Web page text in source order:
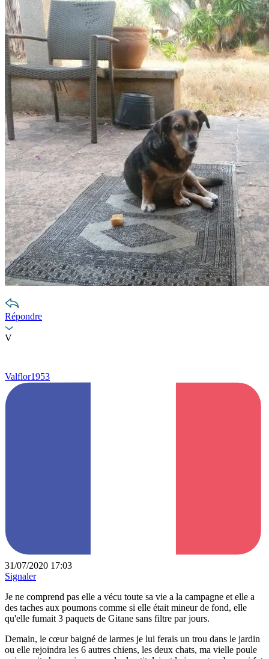
Répondre
V
Valflor1953
31/07/2020 17:03
Signaler
Je ne comprend pas elle a vécu toute sa vie a la campagne et elle a
des taches aux poumons comme si elle était mineur de fond, elle
qu'elle fumait 3 paquets de Gitane sans filtre par jours.
Demain, le cœur baigné de larmes je lui ferais un trou dans le jardin
ou elle rejoindra les 6 autres chiens, les deux chats, ma vielle poule